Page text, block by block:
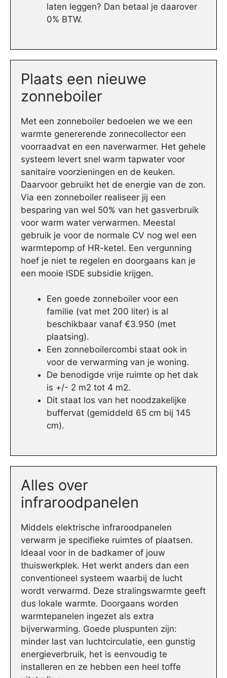
laten leggen? Dan betaal je daarover
0% BTW.
Plaats een nieuwe
zonneboiler
Met een zonneboiler bedoelen we we een
warmte genererende zonnecollector een
voorraadvat en een naverwarmer. Het gehele
systeem levert snel warm tapwater voor
sanitaire voorzieningen en de keuken.
Daarvoor gebruikt het de energie van de zon.
Via een zonneboiler realiseer jij een
besparing van wel 50% van het gasverbruik
voor warm water verwarmen. Meestal
gebruik je voor de normale CV nog wel een
warmtepomp of HR-ketel. Een vergunning
hoef je niet te regelen en doorgaans kan je
een mooie ISDE subsidie krijgen.
Een goede zonneboiler voor een
familie (vat met 200 liter) is al
beschikbaar vanaf €3.950 (met
plaatsing).
Een zonneboilercombi staat ook in
voor de verwarming van je woning.
De benodigde vrije ruimte op het dak
is +/- 2 m2 tot 4 m2.
Dit staat los van het noodzakelijke
buffervat (gemiddeld 65 cm bij 145
cm).
Alles over
infraroodpanelen
Middels elektrische infraroodpanelen
verwarm je specifieke ruimtes of plaatsen.
Ideaal voor in de badkamer of jouw
thuiswerkplek. Het werkt anders dan een
conventioneel systeem waarbij de lucht
wordt verwarmd. Deze stralingswarmte geeft
dus lokale warmte. Doorgaans worden
warmtepanelen ingezet als extra
bijverwarming. Goede pluspunten zijn:
minder last van luchtcirculatie, een gunstig
energieverbruik, het is eenvoudig te
installeren en ze hebben een heel toffe